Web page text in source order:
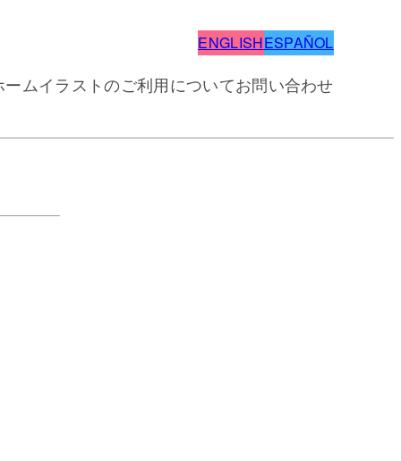
ENGLISHESPAÑOL
ームイラストのご利用についてお問い合わせ